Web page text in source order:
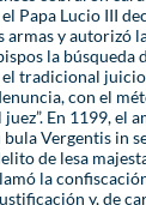
Papa Lucio III
armas y autorizó
la búsqueda
tradicional
con el
juez”. En 1199, el
bula Vergentis in
de lesa
la
y, de